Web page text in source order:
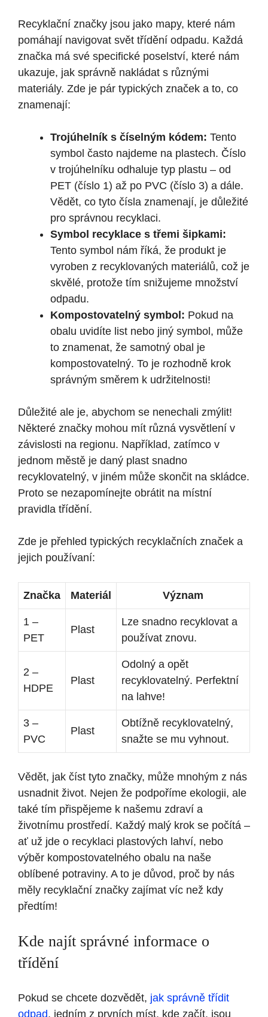
Recyklační značky jsou jako mapy, které nám
pomáhají navigovat svět třídění odpadu. Každá
značka má své specifické poselství, které nám
ukazuje, jak správně nakládat s různými
materiály. Zde je pár typických značek a to, co
znamenají:
Trojúhelník s číselným kódem: Tento
symbol často najdeme na plastech. Číslo
v trojúhelníku odhaluje typ plastu – od
PET (číslo 1) až po PVC (číslo 3) a dále.
Vědět, co tyto čísla znamenají, je důležité
pro správnou recyklaci.
Symbol recyklace s třemi šipkami:
Tento symbol nám říká, že produkt je
vyroben z recyklovaných materiálů, což je
skvělé, protože tím snižujeme množství
odpadu.
Kompostovatelný symbol: Pokud na
obalu uvidíte list nebo jiný symbol, může
to znamenat, že samotný obal je
kompostovatelný. To je rozhodně krok
správným směrem k udržitelnosti!
Důležité ale je, abychom se nenechali zmýlit!
Některé značky mohou mít různá vysvětlení v
závislosti na regionu. Například, zatímco v
jednom městě je daný plast snadno
recyklovatelný, v jiném může skončit na skládce.
Proto se nezapomínejte obrátit na místní
pravidla třídění.
Zde je přehled typických recyklačních značek a
jejich používaní:
Značka Materiál Význam
1 –
PET
Plast
Lze snadno recyklovat a
používat znovu.
2 –
HDPE
Plast
Odolný a opět
recyklovatelný. Perfektní
na lahve!
3 –
PVC
Plast
Obtížně recyklovatelný,
snažte se mu vyhnout.
Vědět, jak číst tyto značky, může mnohým z nás
usnadnit život. Nejen že podpoříme ekologii, ale
také tím přispějeme k našemu zdraví a
životnímu prostředí. Každý malý krok se počítá –
ať už jde o recyklaci plastových lahví, nebo
výběr kompostovatelného obalu na naše
oblíbené potraviny. A to je důvod, proč by nás
měly recyklační značky zajímat víc než kdy
předtím!
Kde najít správné informace o
třídění
Pokud se chcete dozvědět, jak správně třídit
odpad, jedním z prvních míst, kde začít, jsou